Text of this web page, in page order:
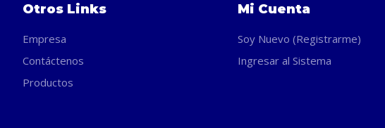
Otros Links
Empresa
Contáctenos
Productos
Mi Cuenta
Soy Nuevo (Registrarme)
Ingresar al Sistema